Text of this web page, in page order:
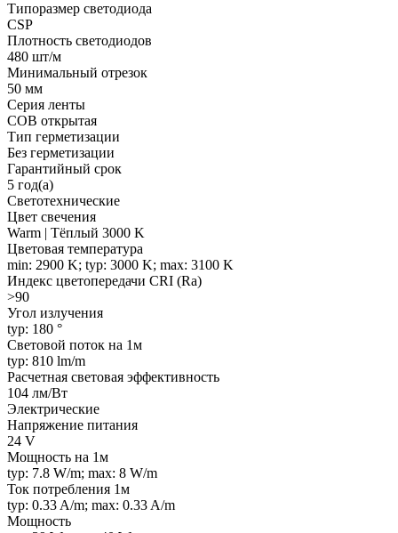
Типоразмер светодиода
CSP
Плотность светодиодов
480 шт/м
Минимальный отрезок
50 мм
Серия ленты
COB открытая
Тип герметизации
Без герметизации
Гарантийный срок
5 год(а)
Светотехнические
Цвет свечения
Warm | Тёплый 3000 K
Цветовая температура
min: 2900 K; typ: 3000 K; max: 3100 K
Индекс цветопередачи CRI (Ra)
>90
Угол излучения
typ: 180 °
Световой поток на 1м
typ: 810 lm/m
Расчетная световая эффективность
104 лм/Вт
Электрические
Напряжение питания
24 V
Мощность на 1м
typ: 7.8 W/m; max: 8 W/m
Ток потребления 1м
typ: 0.33 A/m; max: 0.33 A/m
Мощность